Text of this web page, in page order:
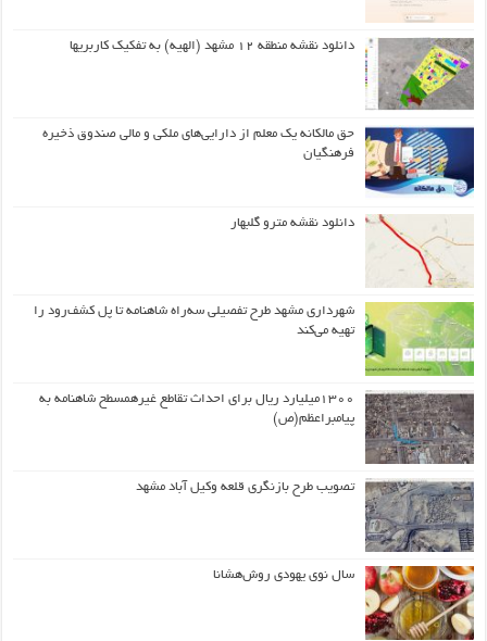
دانلود نقشه منطقه ۱۲ مشهد (الهیه) به تفکیک کاربریها
حق مالکانه یک معلم از دارایی‌های ملکی و مالی صندوق ذخیره
فرهنگیان
دانلود نقشه مترو گلبهار
شهرداری مشهد طرح تفصیلی سه‌راه شاهنامه تا پل کشف‌رود را
تهیه می‌کند
۱۳۰۰میلیارد ریال برای احداث تقاطع غیرهمسطح شاهنامه به
پیامبراعظم(ص)
تصویب طرح بازنگری قلعه وکیل آباد مشهد
سال نوی یهودی روش‌هشانا